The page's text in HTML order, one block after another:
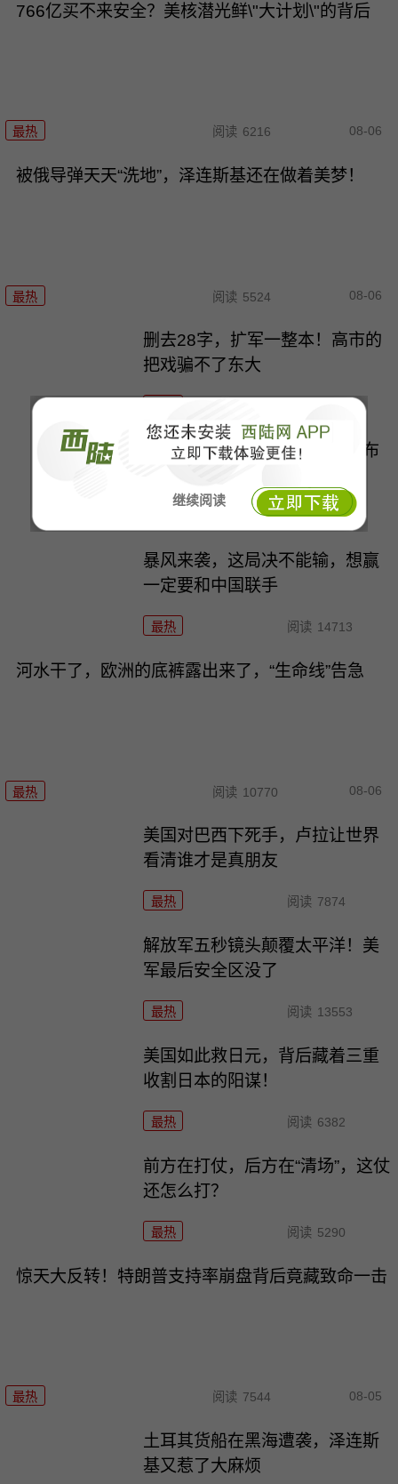
继续阅读
766亿买不来安全？美核潜光鲜\"大计划\"的背后
最热 阅读 6216 08-06
被俄导弹天天“洗地”，泽连斯基还在做着美梦！
最热 阅读 5524 08-06
删去28字，扩军一整本！高市的
把戏骗不了东大
欧盟想关门，中国人就翻墙，布
阅读 16169
暴风来袭，这局决不能输，想赢
一定要和中国联手
最热 阅读 14713
河水干了，欧洲的底裤露出来了，“生命线”告急
最热 阅读 10770 08-06
美国对巴西下死手，卢拉让世界
看清谁才是真朋友
最热 阅读 7874
解放军五秒镜头颠覆太平洋！美
军最后安全区没了
最热 阅读 13553
美国如此救日元，背后藏着三重
收割日本的阳谋！
最热 阅读 6382
前方在打仗，后方在“清场”，这仗
还怎么打？
最热 阅读 5290
惊天大反转！特朗普支持率崩盘背后竟藏致命一击
最热 阅读 7544 08-05
土耳其货船在黑海遭袭，泽连斯
基又惹了大麻烦